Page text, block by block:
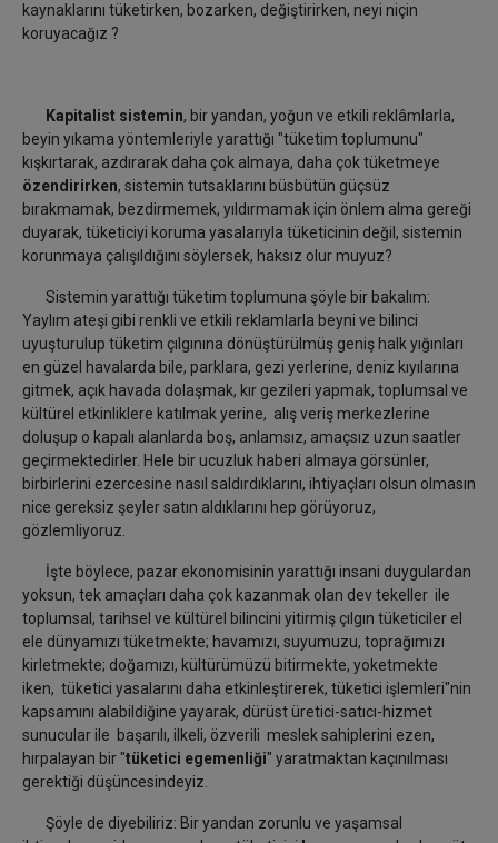
kaynaklarını tüketirken, bozarken, değiştirirken, neyi niçin
koruyacağız ?
Kapitalist sistemin, bir yandan, yoğun ve etkili reklâmlarla,
beyin yıkama yöntemleriyle yarattığı "tüketim toplumunu"
kışkırtarak, azdırarak daha çok almaya, daha çok tüketmeye
özendirirken, sistemin tutsaklarını büsbütün güçsüz
bırakmamak, bezdirmemek, yıldırmamak için önlem alma gereği
duyarak, tüketiciyi koruma yasalarıyla tüketicinin değil, sistemin
korunmaya çalışıldığını söylersek, haksız olur muyuz?
Sistemin yarattığı tüketim toplumuna şöyle bir bakalım:
Yaylım ateşi gibi renkli ve etkili reklamlarla beyni ve bilinci
uyuşturulup tüketim çılgınına dönüştürülmüş geniş halk yığınları
en güzel havalarda bile, parklara, gezi yerlerine, deniz kıyılarına
gitmek, açık havada dolaşmak, kır gezileri yapmak, toplumsal ve
kültürel etkinliklere katılmak yerine, alış veriş merkezlerine
doluşup o kapalı alanlarda boş, anlamsız, amaçsız uzun saatler
geçirmektedirler. Hele bir ucuzluk haberi almaya görsünler,
birbirlerini ezercesine nasıl saldırdıklarını, ihtiyaçları olsun olmasın
nice gereksiz şeyler satın aldıklarını hep görüyoruz,
gözlemliyoruz.
İşte böylece, pazar ekonomisinin yarattığı insani duygulardan
yoksun, tek amaçları daha çok kazanmak olan dev tekeller ile
toplumsal, tarihsel ve kültürel bilincini yitirmiş çılgın tüketiciler el
ele dünyamızı tüketmekte; havamızı, suyumuzu, toprağımızı
kirletmekte; doğamızı, kültürümüzü bitirmekte, yoketmekte
iken, tüketici yasalarını daha etkinleştirerek, tüketici işlemleri"nin
kapsamını alabildiğine yayarak, dürüst üretici-satıcı-hizmet
sunucular ile başarılı, ilkeli, özverili meslek sahiplerini ezen,
hırpalayan bir "tüketici egemenliği" yaratmaktan kaçınılması
gerektiği düşüncesindeyiz.
Şöyle de diyebiliriz: Bir yandan zorunlu ve yaşamsal